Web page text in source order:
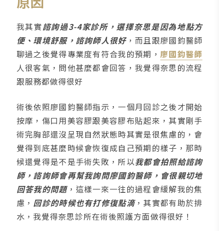
我其實諮詢過3-4家診所，選擇奈思是因為地點方
便、環境舒服，諮詢師人很好，而且跟廖國鈞醫師
聊過之後覺得專業度有符合我的預期， 廖國鈞醫師
人很客氣，問他甚麼都會回答，我覺得奈思的流程
跟服務都做得很好
術後依照廖國鈞醫師指示，一個月回診之後才開始
按摩，傷口用美容膠跟美容膠布貼起來，其實剛手
術完胸部還沒呈現自然狀態時其實是很焦慮的，會
覺得到底甚麼時候會恢復成自己預期的樣子，那時
候還覺得是不是手術失敗，所以我都會拍照給諮詢
師，諮詢師會再幫我詢問廖國鈞醫師，會很親切地
回答我的問題，這樣一來一往的過程會緩解我的焦
慮， 回診的時候也有打修復點滴，其實都有助於排
水，我覺得奈思診所在術後照護方面做得很好！